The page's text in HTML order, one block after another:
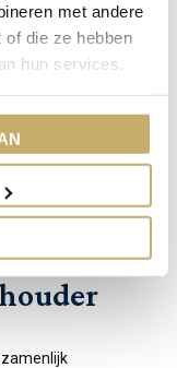
met andere
die ze hebben
hun services.